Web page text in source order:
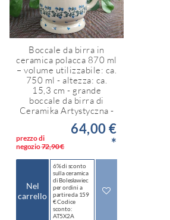
Boccale da birra in
ceramica polacca 870 ml
– volume utilizzabile: ca.
750 ml - altezza: ca.
15,3 cm - grande
boccale da birra di
Ceramika Artystyczna -
prezzo di
negozio72,90 €
64,00 €
*
Nel
carrello
6% di sconto
sulla ceramica
di Bolesławiec
per ordini a
partire da 159
€ Codice
sconto:
AT5X2A